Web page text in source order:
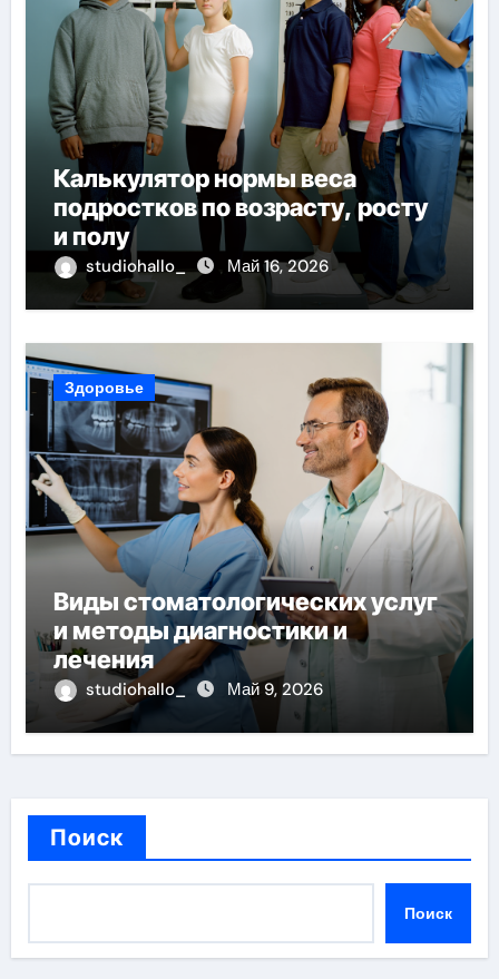
Калькулятор нормы веса
подростков по возрасту, росту
и полу
studiohallo_ Май 16, 2026
Здоровье
Виды стоматологических услуг
и методы диагностики и
лечения
studiohallo_ Май 9, 2026
Поиск
Поиск